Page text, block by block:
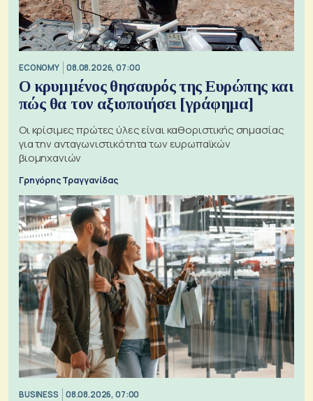
ECONOMY 08.08.2026, 07:00
Ο κρυμμένος θησαυρός της Ευρώπης και
πώς θα τον αξιοποιήσει [γράφημα]
Οι κρίσιμες πρώτες ύλες είναι καθοριστικής σημασίας
για την ανταγωνιστικότητα των ευρωπαϊκών
βιομηχανιών
Γρηγόρης Τραγγανίδας
BUSINESS 08.08.2026, 07:00